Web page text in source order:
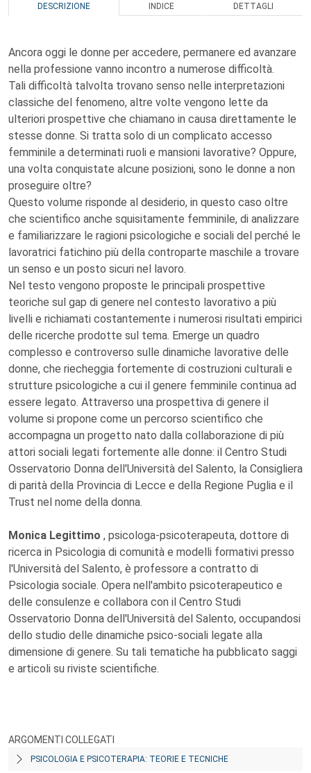
DESCRIZIONE INDICE DETTAGLI
Ancora oggi le donne per accedere, permanere ed avanzare
nella professione vanno incontro a numerose difficoltà.
Tali difficoltà talvolta trovano senso nelle interpretazioni
classiche del fenomeno, altre volte vengono lette da
ulteriori prospettive che chiamano in causa direttamente le
stesse donne. Si tratta solo di un complicato accesso
femminile a determinati ruoli e mansioni lavorative? Oppure,
una volta conquistate alcune posizioni, sono le donne a non
proseguire oltre?
Questo volume risponde al desiderio, in questo caso oltre
che scientifico anche squisitamente femminile, di analizzare
e familiarizzare le ragioni psicologiche e sociali del perché le
lavoratrici fatichino più della controparte maschile a trovare
un senso e un posto sicuri nel lavoro.
Nel testo vengono proposte le principali prospettive
teoriche sul gap di genere nel contesto lavorativo a più
livelli e richiamati costantemente i numerosi risultati empirici
delle ricerche prodotte sul tema. Emerge un quadro
complesso e controverso sulle dinamiche lavorative delle
donne, che riecheggia fortemente di costruzioni culturali e
strutture psicologiche a cui il genere femminile continua ad
essere legato. Attraverso una prospettiva di genere il
volume si propone come un percorso scientifico che
accompagna un progetto nato dalla collaborazione di più
attori sociali legati fortemente alle donne: il Centro Studi
Osservatorio Donna dell'Università del Salento, la Consigliera
di parità della Provincia di Lecce e della Regione Puglia e il
Trust nel nome della donna.
Monica Legittimo , psicologa-psicoterapeuta, dottore di
ricerca in Psicologia di comunità e modelli formativi presso
l'Università del Salento, è professore a contratto di
Psicologia sociale. Opera nell'ambito psicoterapeutico e
delle consulenze e collabora con il Centro Studi
Osservatorio Donna dell'Università del Salento, occupandosi
dello studio delle dinamiche psico-sociali legate alla
dimensione di genere. Su tali tematiche ha pubblicato saggi
e articoli su riviste scientifiche.
ARGOMENTI COLLEGATI
PSICOLOGIA E PSICOTERAPIA: TEORIE E TECNICHE